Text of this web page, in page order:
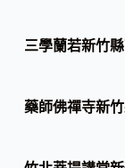
三學蘭若新竹
藥師佛禪寺新